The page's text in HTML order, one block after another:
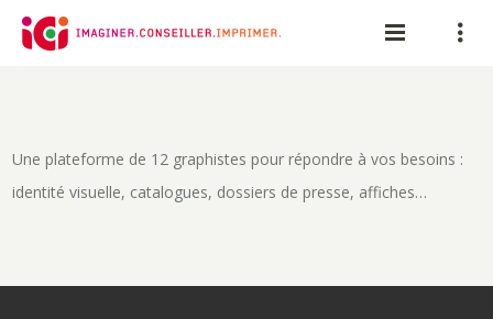
Une plateforme de 12 graphistes pour répondre à vos besoins :
identité visuelle, catalogues, dossiers de presse, affiches…
Panneau de gestion des cookies